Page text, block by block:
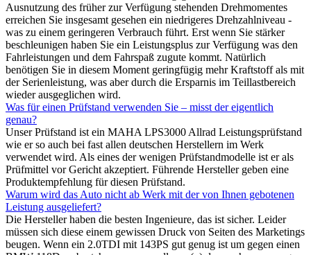
Ausnutzung des früher zur Verfügung stehenden Drehmomentes
erreichen Sie insgesamt gesehen ein niedrigeres Drehzahlniveau -
was zu einem geringeren Verbrauch führt. Erst wenn Sie stärker
beschleunigen haben Sie ein Leistungsplus zur Verfügung was den
Fahrleistungen und dem Fahrspaß zugute kommt. Natürlich
benötigen Sie in diesem Moment geringfügig mehr Kraftstoff als mit
der Serienleistung, was aber durch die Ersparnis im Teillastbereich
wieder ausgeglichen wird.
Was für einen Prüfstand verwenden Sie – misst der eigentlich
genau?
Unser Prüfstand ist ein MAHA LPS3000 Allrad Leistungsprüfstand
wie er so auch bei fast allen deutschen Herstellern im Werk
verwendet wird. Als eines der wenigen Prüfstandmodelle ist er als
Prüfmittel vor Gericht akzeptiert. Führende Hersteller geben eine
Produktempfehlung für diesen Prüfstand.
Warum wird das Auto nicht ab Werk mit der von Ihnen gebotenen
Leistung ausgeliefert?
Die Hersteller haben die besten Ingenieure, das ist sicher. Leider
müssen sich diese einem gewissen Druck von Seiten des Marketings
beugen. Wenn ein 2.0TDI mit 143PS gut genug ist um gegen einen